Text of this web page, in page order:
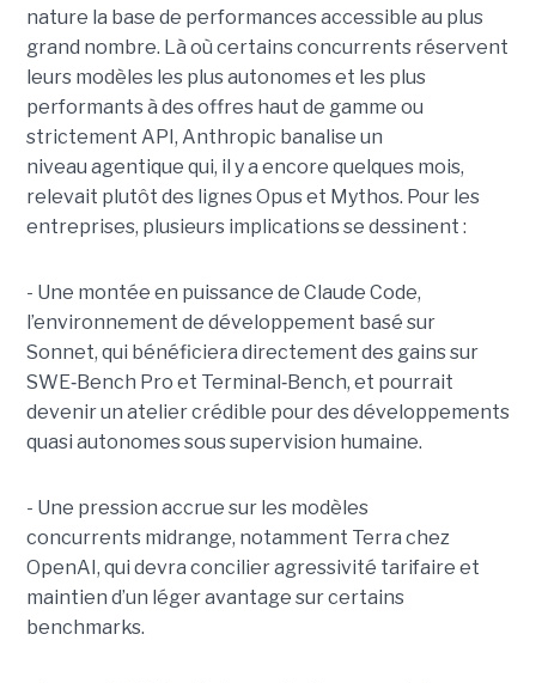
nature la base de performances accessible au plus
grand nombre. Là où certains concurrents réservent
leurs modèles les plus autonomes et les plus
performants à des offres haut de gamme ou
strictement API, Anthropic banalise un
niveau agentique qui, il y a encore quelques mois,
relevait plutôt des lignes Opus et Mythos. Pour les
entreprises, plusieurs implications se dessinent :
- Une montée en puissance de Claude Code,
l’environnement de développement basé sur
Sonnet, qui bénéficiera directement des gains sur
SWE‑Bench Pro et Terminal‑Bench, et pourrait
devenir un atelier crédible pour des développements
quasi autonomes sous supervision humaine.
- Une pression accrue sur les modèles
concurrents midrange, notamment Terra chez
OpenAI, qui devra concilier agressivité tarifaire et
maintien d’un léger avantage sur certains
benchmarks.